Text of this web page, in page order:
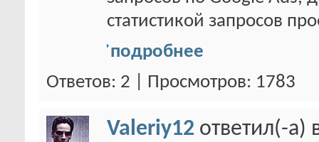
статистикой запросов
подробнее
Ответов: 2 | Просмотров: 1783
Valeriy12 ответил(-а)